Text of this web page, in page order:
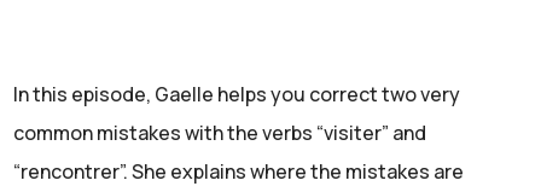
In this episode, Gaelle helps you correct two very
common mistakes with the verbs “visiter” and
“rencontrer”. She explains where the mistakes are